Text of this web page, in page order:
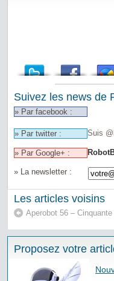
Suivez les news de
» Par facebook :
» Par twitter : Suis
» Par Google+ :
» La newsletter :
Les articles voisins
Aperobot 56 –
Proposez votre